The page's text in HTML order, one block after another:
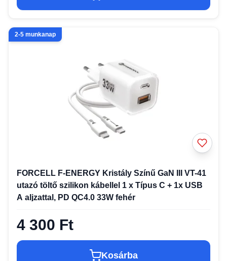
2-5 munkanap
FORCELL F-ENERGY Kristály Színű GaN III VT-41
utazó töltő szilikon kábellel 1 x Típus C + 1x USB
A aljzattal, PD QC4.0 33W fehér
4 300 Ft
Kosárba